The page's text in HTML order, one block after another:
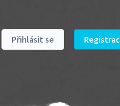
Přihlásit se